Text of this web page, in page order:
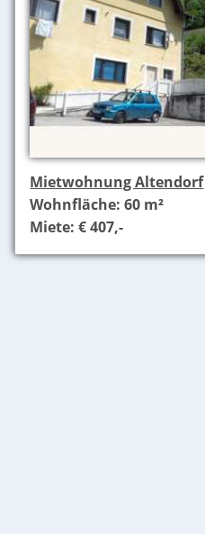
Mietwohnung Altendorf
Wohnfläche: 60 m²
Miete: € 407,-